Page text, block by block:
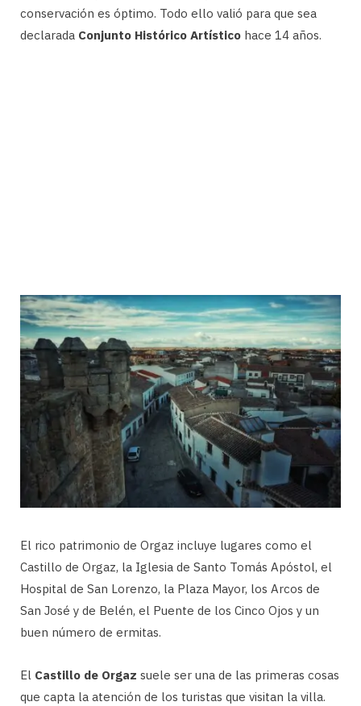
conservación es óptimo. Todo ello valió para que sea
declarada Conjunto Histórico Artístico hace 14 años.
El rico patrimonio de Orgaz incluye lugares como el
Castillo de Orgaz, la Iglesia de Santo Tomás Apóstol, el
Hospital de San Lorenzo, la Plaza Mayor, los Arcos de
San José y de Belén, el Puente de los Cinco Ojos y un
buen número de ermitas.
El Castillo de Orgaz suele ser una de las primeras cosas
que capta la atención de los turistas que visitan la villa.